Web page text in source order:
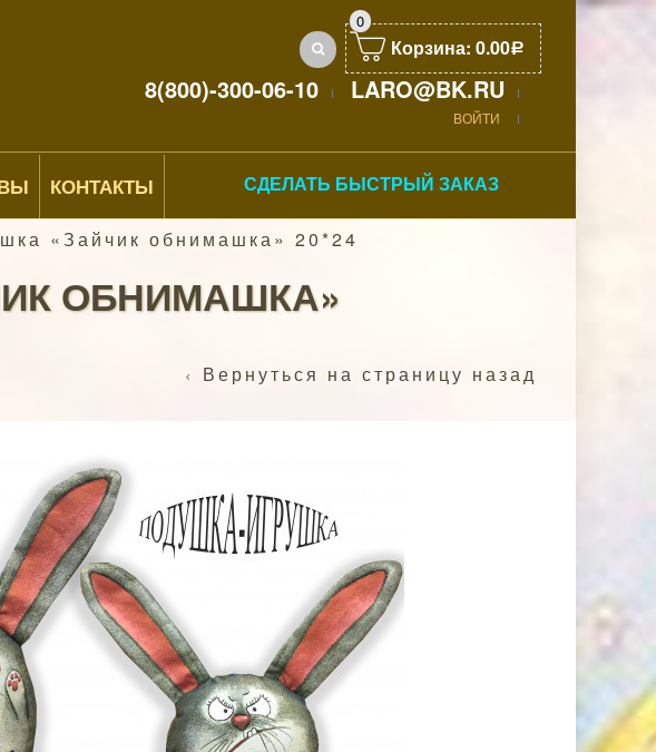
0
Корзина: 0.00Р
8(800)-300-06-10 LARO@BK.RU
ВОЙТИ
КОНТАКТЫ СДЕЛАТЬ БЫСТРЫЙ ЗАКАЗ
«Зайчик обнимашка» 20*24
ОБНИМАШКА»
Вернуться на страницу назад